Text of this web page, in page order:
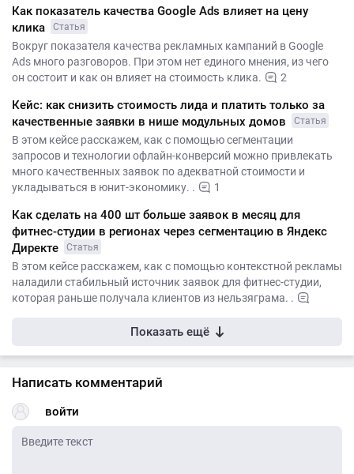
Как показатель качества Google Ads влияет на цену
клика
Статья
Вокруг показателя качества рекламных кампаний в Google
Ads много разговоров. При этом нет единого мнения, из чего
он состоит и как он влияет на стоимость клика.
2
Кейс: как снизить стоимость лида и платить только за
качественные заявки в нише модульных домов
Статья
В этом кейсе расскажем, как с помощью сегментации
запросов и технологии офлайн-конверсий можно привлекать
много качественных заявок по адекватной стоимости и
укладываться в юнит-экономику. .
1
Как сделать на 400 шт больше заявок в месяц для
фитнес-студии в регионах через сегментацию в Яндекс
Директе
Статья
В этом кейсе расскажем, как с помощью контекстной рекламы
наладили стабильный источник заявок для фитнес-студии,
которая раньше получала клиентов из нельзяграма. .
Показать ещё
Написать комментарий
войти